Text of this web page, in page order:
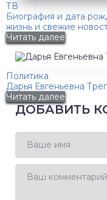
ТВ
Биография и дата
жизнь и свежие
Читать далее
Политика
Дарья Евгеньевна
Читать далее
ДОБАВИТЬ